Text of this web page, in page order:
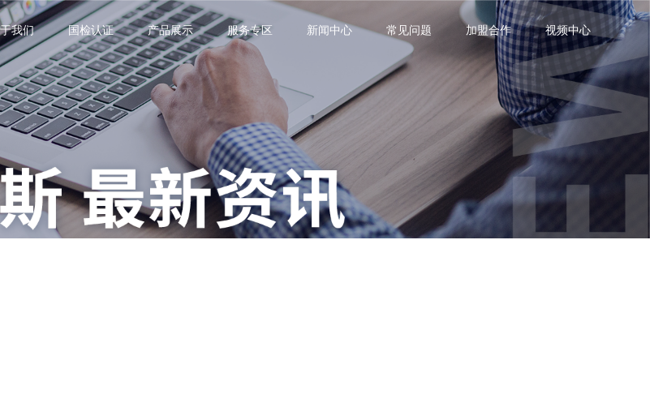
我们 国检认证 产品展示 服务专区 新闻中心 常见问题 加盟合作 视频中心